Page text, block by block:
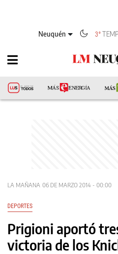
Neuquén 3°
LA MAÑANA 06 DE MARZO 2014 - 00:00
DEPORTES
Prigioni aportó
victoria de los